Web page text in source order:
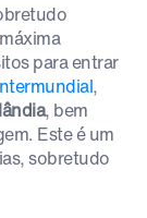
para entrar
,
, bem
Este é um
sobretudo